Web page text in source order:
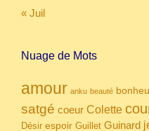
« Juil
Nuage de Mots
amour anku beauté
satgé coeur Colette
Désir espoir Guillet Guinard